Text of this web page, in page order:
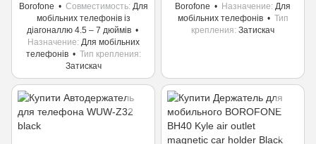
Borofone
Совместимость Для
мобільних телефонів із
діагоналлю 4.5 – 7 дюймів
Назначение Для мобільних
телефонів
Тип крепления
Затискач
Borofone
Назначение Для
мобільних телефонів
Тип
крепления Затискач